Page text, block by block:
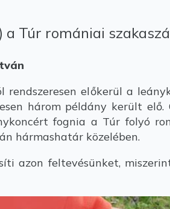
Túr romániai
előkerül a
három példány került
fognia a Túr folyó
hármashatár közelében.
azon feltevésünket,